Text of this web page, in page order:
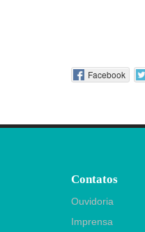
Facebook
Contatos
Ouvidoria
Imprensa